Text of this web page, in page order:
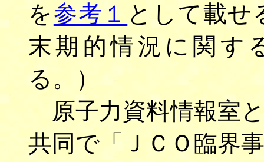
を参考１ として載せ
末期的情況に関す
る。）
原子力資料情報室
共同で「ＪＣＯ臨界